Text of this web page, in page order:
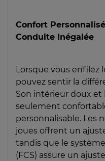
Confort
Conduite Inégalée
Lorsque vous enfilez
pouvez sentir la
Son intérieur doux
seulement
personnalisable. Les
joues offrent un
tandis que le
(FCS) assure un